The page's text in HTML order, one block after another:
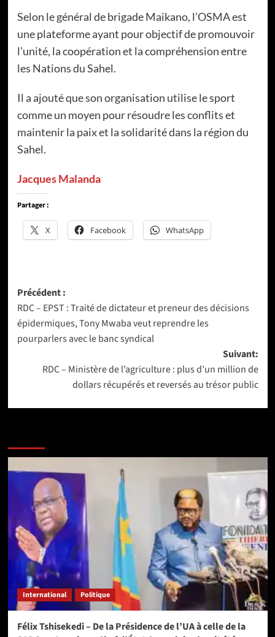
Selon le général de brigade Maikano, l’OSMA est
une plateforme ayant pour objectif de promouvoir
l’unité, la coopération et la compréhension entre
les Nations du Sahel.
Il a ajouté que son organisation utilise le sport
comme un moyen pour résoudre les conflits et
maintenir la paix et la solidarité dans la région du
Sahel.
Jacques Malanda
Partager :
X Facebook WhatsApp
Navigation
d’article
Précédent :
RDC – EPST : Traité de dictateur et preneur des décisions
épidermiques, Tony Mwaba veut reprendre les
pourparlers avec le banc syndical
Suivant:
RDC – Ministère de l’agriculture : plus d’un million de
dollars récupérés et reversés au trésor public
International Politique
Félix Tshisekedi – De la Présidence de l’UA à celle de la